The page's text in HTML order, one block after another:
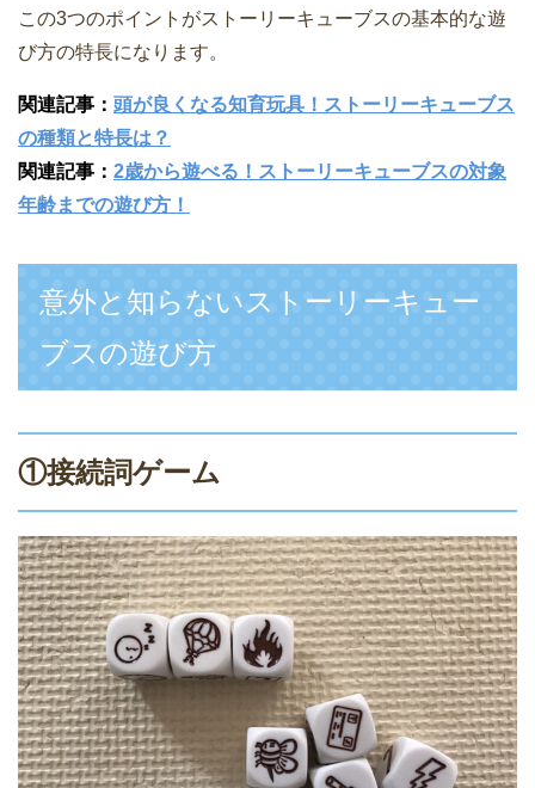
この3つのポイントがストーリーキューブスの基本的な遊
び方の特長になります。
関連記事： 頭が良くなる知育玩具！ストーリーキューブス
の種類と特長は？
関連記事： 2歳から遊べる！ストーリーキューブスの対象
年齢までの遊び方！
意外と知らないストーリーキュー
ブスの遊び方
①接続詞ゲーム